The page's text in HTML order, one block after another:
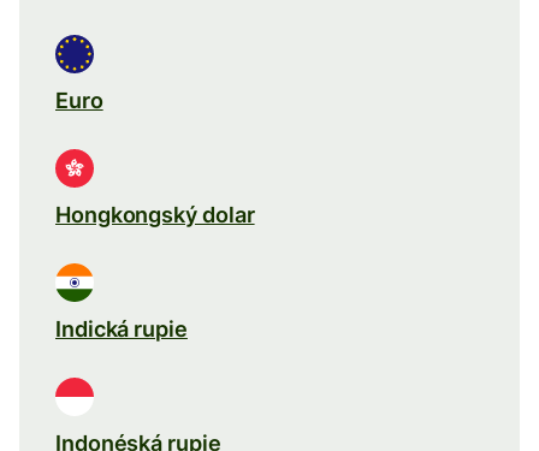
Euro
Hongkongský dolar
Indická rupie
Indonéská rupie